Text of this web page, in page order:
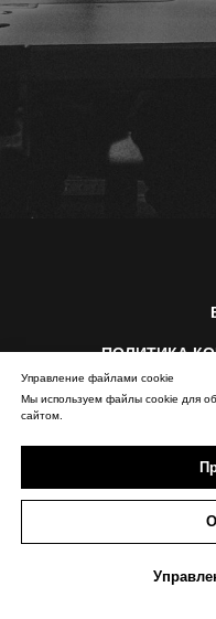
Управление файлами cookie
Мы используем файлы cookie для
сайтом.
ПОЛИТИКА
ДОСТАВКА И